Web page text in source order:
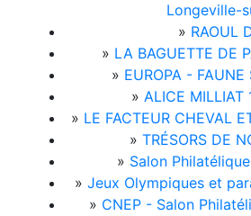
Longeville-
» RAOUL
» LA BAGUETTE DE
» EUROPA - FAUNE
» ALICE
» LE FACTEUR CHEVAL
» TRÉSORS DE
» Salon
» Jeux Olympiques et
» CNEP - Salon